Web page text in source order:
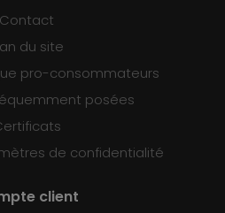
Contact
du site
pro-consommateurs
posées
de confidentialité
client